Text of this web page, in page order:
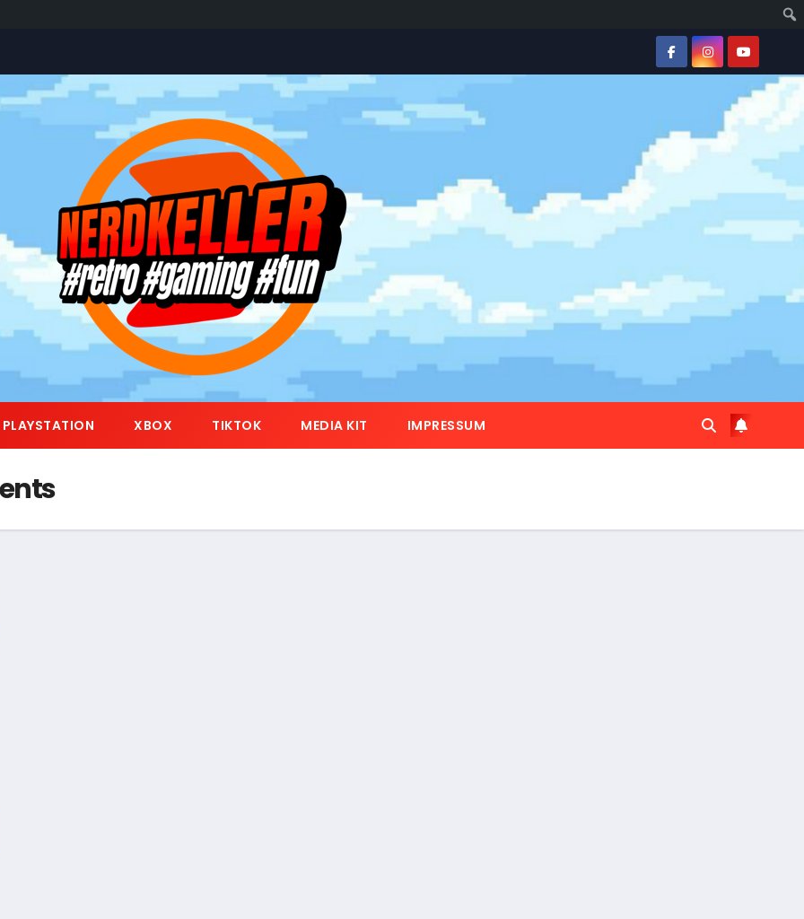
PLAYSTATION XBOX TIKTOK MEDIA KIT IMPRESSUM